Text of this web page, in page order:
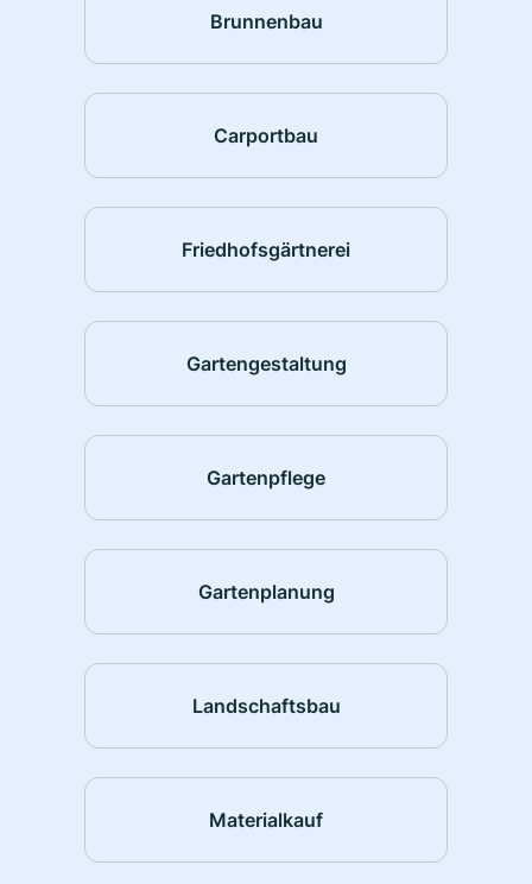
Brunnenbau
Carportbau
Friedhofsgärtnerei
Gartengestaltung
Gartenpflege
Gartenplanung
Landschaftsbau
Materialkauf